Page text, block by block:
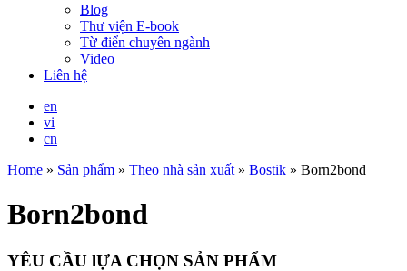
Blog
Thư viện E-book
Từ điển chuyên ngành
Video
Liên hệ
en
vi
cn
Home » Sản phẩm » Theo nhà sản xuất » Bostik » Born2bond
Born2bond
YÊU CẦU lỰA CHỌN SẢN PHẨM